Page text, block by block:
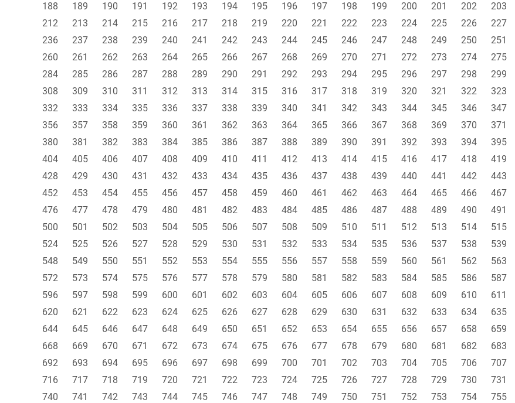
188
189 190 191 192 193 194 195 196 197 198 199 200 201 202 203
212
213 214 215 216 217 218 219 220 221 222 223 224 225 226 227
236
237 238 239 240 241 242 243 244 245 246 247 248 249 250 251
260
261 262 263 264 265 266 267 268 269 270 271 272 273 274 275
284
285 286 287 288 289 290 291 292 293 294 295 296 297 298 299
308
309 310 311 312 313 314 315 316 317 318 319 320 321 322 323
332
333 334 335 336 337 338 339 340 341 342 343 344 345 346 347
356
357 358 359 360 361 362 363 364 365 366 367 368 369 370 371
380
381 382 383 384 385 386 387 388 389 390 391 392 393 394 395
404
405 406 407 408 409 410 411 412 413 414 415 416 417 418 419
428
429 430 431 432 433 434 435 436 437 438 439 440 441 442 443
452
453 454 455 456 457 458 459 460 461 462 463 464 465 466 467
476
477 478 479 480 481 482 483 484 485 486 487 488 489 490 491
500
501 502 503 504 505 506 507 508 509 510 511 512 513 514 515
524
525 526 527 528 529 530 531 532 533 534 535 536 537 538 539
548
549 550 551 552 553 554 555 556 557 558 559 560 561 562 563
572
573 574 575 576 577 578 579 580 581 582 583 584 585 586 587
596
597 598 599 600 601 602 603 604 605 606 607 608 609 610 611
620
621 622 623 624 625 626 627 628 629 630 631 632 633 634 635
644
645 646 647 648 649 650 651 652 653 654 655 656 657 658 659
668
669 670 671 672 673 674 675 676 677 678 679 680 681 682 683
692
693 694 695 696 697 698 699 700 701 702 703 704 705 706 707
716
717 718 719 720 721 722 723 724 725 726 727 728 729 730 731
740
741 742 743 744 745 746 747 748 749 750 751 752 753 754 755